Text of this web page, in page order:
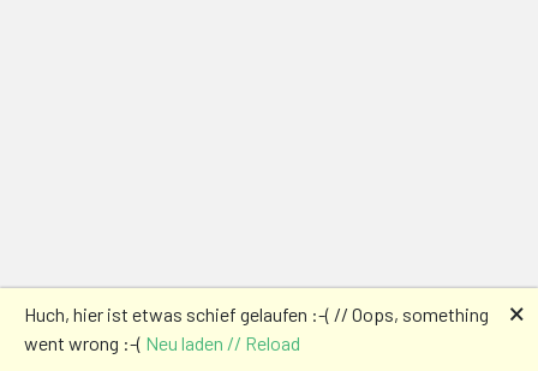
Huch, hier ist etwas schief gelaufen :-( // Oops, something
went wrong :-( Neu laden // Reload
🗙